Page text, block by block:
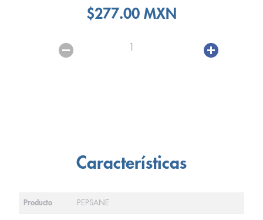
$277.00 MXN
1
Características
Producto PEPSANE